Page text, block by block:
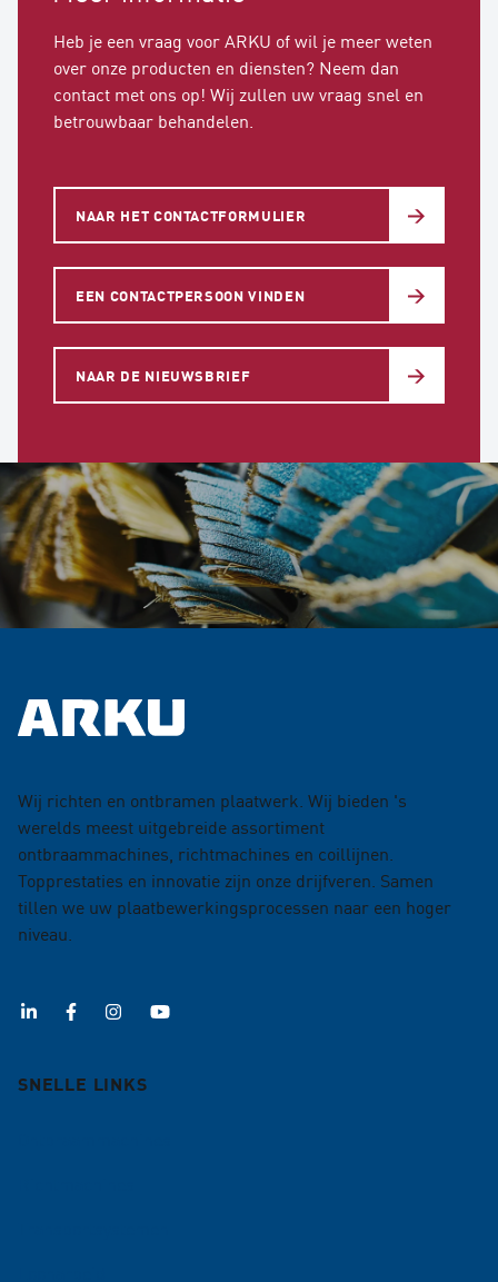
Zirkoniumkorrels zijn bijvoorbeeld zelfslijpend en
hebben daarom een langere levensduur dan een
schuurband van aluminiumoxide.
ook bekend is van staalservicecentra. Toch kan
een extra breedbandunit en het bijbehorende
schuurvlies worden gebruikt om het
plaatoppervlak na het ontbramen en afronden te
vliessoorten om uit te kiezen. Door de
"korrelgrootte" te kiezen, bepaal je de ruwheid of
gewenste oppervlakken bereiken voor verdere
verwerking in veel voorkomende
Heb je een vraag voor ARKU of wil je meer weten
over onze producten en diensten? Neem dan
contact met ons op! Wij zullen uw vraag snel en
betrouwbaar behandelen.
NAAR HET CONTACTFORMULIER
EEN CONTACTPERSOON VINDEN
NAAR DE NIEUWSBRIEF
Wij richten en ontbramen plaatwerk. Wij bieden 's
werelds meest uitgebreide assortiment
ontbraammachines, richtmachines en coillijnen.
Topprestaties en innovatie zijn onze drijfveren. Samen
tillen we uw plaatbewerkingsprocessen naar een hoger
niveau.
SNELLE LINKS